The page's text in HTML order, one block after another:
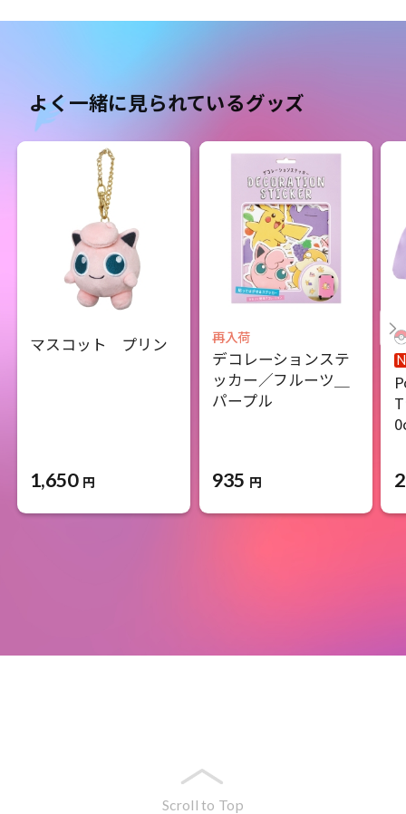
よく一緒に見られているグッズ
マスコット プリン
1,650 円
再入荷
デコレーションステ
ッカー／フルーツ＿
パープル
935 円
Scroll to Top